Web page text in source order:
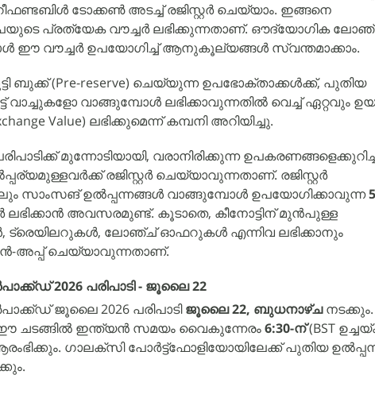
ടോക്കൺ അടച്ച് രജിസ്റ്റർ ചെയ്യാം. ഇങ്ങനെ
പ്രത്യേക വൗച്ചർ ലഭിക്കുന്നതാണ്. ഔദ്യോഗിക
ഈ വൗച്ചർ ഉപയോഗിച്ച് ആനുകൂല്യങ്ങൾ സ്വന്തമാക്കാം.
(Pre-reserve) ചെയ്യുന്ന ഉപഭോക്താക്കൾക്ക്, പുതിയ
വാച്ചുകളോ വാങ്ങുമ്പോൾ ലഭിക്കാവുന്നതിൽ വെച്ച് ഏറ്റവും
Value) ലഭിക്കുമെന്ന് കമ്പനി അറിയിച്ചു.
മുന്നോടിയായി, വരാനിരിക്കുന്ന
രജിസ്റ്റർ ചെയ്യാവുന്നതാണ്. രജിസ്റ്റർ
സാംസങ് ഉൽപ്പന്നങ്ങൾ വാങ്ങുമ്പോൾ ഉപയോഗിക്കാവുന്ന
അവസരമുണ്ട്. കൂടാതെ, കീനോട്ടിന് മുൻപുള്ള
ലോഞ്ച് ഓഫറുകൾ എന്നിവ ലഭിക്കാനും
അപ്പ് ചെയ്യാവുന്നതാണ്.
2026 പരിപാടി - ജൂലൈ 22
ജൂലൈ 2026 പരിപാടിജൂലൈ 22, ബുധനാഴ്ചനടക്കും.
ഈ ചടങ്ങിൽ ഇന്ത്യൻ സമയം വൈകുന്നേരം6:30-ന്(BST
ഗാലക്‌സി പോർട്ട്‌ഫോളിയോയിലേക്ക് പുതിയ